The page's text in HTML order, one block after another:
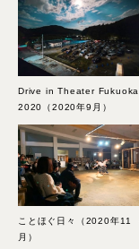
Drive in Theater Fukuoka
2020（2020年9月）
ことほぐ日々（2020年11
月）